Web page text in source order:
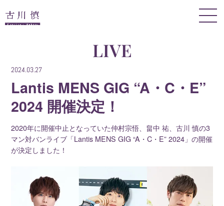
LIVE
2024.03.27
Lantis MENS GIG “A・C・E”
2024 開催決定！
2020年に開催中止となっていた仲村宗悟、畠中 祐、古川 慎の3
マン対バンライブ「Lantis MENS GIG “A・C・E” 2024」の開催
が決定しました！